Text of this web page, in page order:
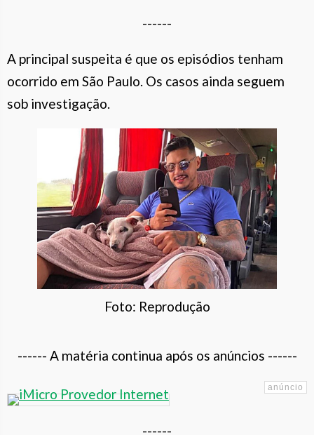
------
A principal suspeita é que os episódios tenham
ocorrido em São Paulo. Os casos ainda seguem
sob investigação.
Foto: Reprodução
------ A matéria continua após os anúncios ------
------